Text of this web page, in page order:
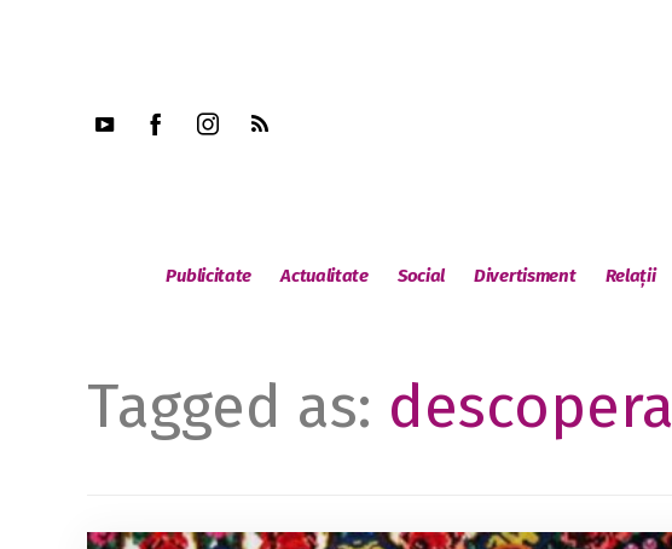
Publicitate Actualitate Social Divertisment Relații
Tagged as: descopera